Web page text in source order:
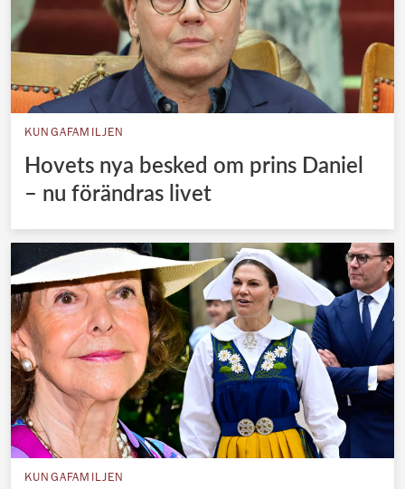
KUNGAFAMILJEN
Hovets nya besked om prins Daniel
– nu förändras livet
KUNGAFAMILJEN